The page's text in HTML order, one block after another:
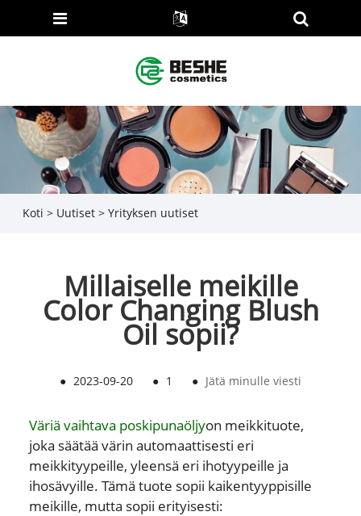
Koti > Uutiset> Yrityksen uutiset
Millaiselle meikille
Color Changing Blush
Oil sopii?
● 2023-09-20 ● 1 ● Jätä minulle viesti
Väriä vaihtava poskipunaöljyon meikkituote,
joka säätää värin automaattisesti eri
meikkityypeille, yleensä eri ihotyypeille ja
ihosävyille. Tämä tuote sopii kaikentyyppisille
meikille, mutta sopii erityisesti: